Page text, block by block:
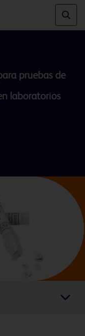
pruebas de
laboratorios